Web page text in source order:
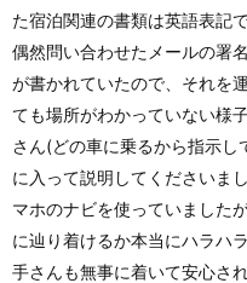
た宿泊関連の書類は英語表記
偶然問い合わせたメールの署
が書かれていたので、それを
ても場所がわかっていない様
さん(どの車に乗るから指示し
に入って説明してくださいま
マホのナビを使っていました
に辿り着けるか本当にハラハ
手さんも無事に着いて安心さ